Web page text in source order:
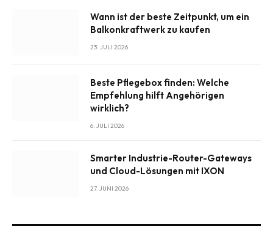
Wann ist der beste Zeitpunkt, um ein
Balkonkraftwerk zu kaufen
23. JULI 2026
Beste Pflegebox finden: Welche
Empfehlung hilft Angehörigen
wirklich?
6. JULI 2026
Smarter Industrie-Router-Gateways
und Cloud-Lösungen mit IXON
27. JUNI 2026